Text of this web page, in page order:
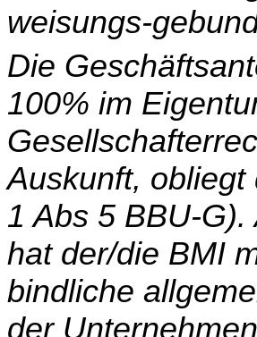
weisungs-
Die
100% im
Auskunft,
1 Abs 5 BBU-
hat der/die BMI
bindliche
der